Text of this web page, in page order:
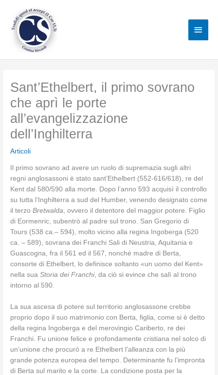
contenuto
Sant’Ethelbert, il primo sovrano
che aprì le porte
all’evangelizzazione
dell’Inghilterra
Articoli
Il primo sovrano ad avere un ruolo di supremazia sugli altri
regni anglosassoni è stato sant’Ethelbert (552-616/618), re del
Kent dal 580/590 alla morte. Dopo l’anno 593 acquisì il controllo
su tutta l’Inghilterra a sud del Humber, venendo designato come
il terzoBretwalda, ovvero il detentore del maggior potere. Figlio
di Eormenric, subentrò al padre sul trono. San Gregorio di
Tours (538 ca.– 594), molto vicino alla regina Ingoberga (520
ca. – 589), sovrana dei Franchi Sali di Neustria, Aquitania e
Guascogna, fra il 561 ed il 567, nonché madre di Berta,
consorte di Ethelbert, lo definisce soltanto «un uomo del Kent»
nella suaStoria dei Franchi, da ciò si evince che salì al trono
intorno al 590.
La sua ascesa di potere sul territorio anglosassone crebbe
proprio dopo il suo matrimonio con Berta, figlia, come si è detto
della regina Ingoberga e del merovingio Cariberto, re dei
Franchi. Fu unione felice e profondamente cristiana nel solco di
un’unione che procurò a re Ethelbert l’alleanza con la più
grande potenza europea del tempo. Determinante fu l’impronta
di Berta sul marito e la corte. La condizione posta per la